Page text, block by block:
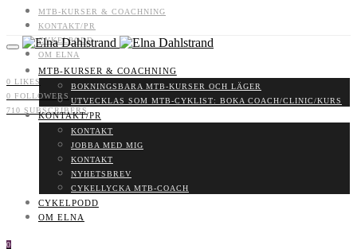
MTB-KURSER & COACHNING
KONTAKT/PR
CYKELPODD
OM ELNA
0 LIKES
0 FOLLOWERS
710 SUBSCRIBERS
MTB-KURSER & COACHNING
BOKNINGSBARA MTB-KURSER OCH LÄGER
UTVECKLAS SOM MTB-CYKLIST: BOKA COACH/CLINIC/KURS
KONTAKT/PR
KONTAKT
JOBBA MED MIG
KONTAKT
NYHETSBREV
CYKELLYCKA MTB-COACH
CYKELPODD
OM ELNA
0